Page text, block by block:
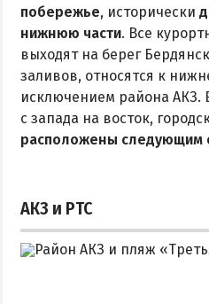
Квартиры посуточно
побережье, исторически
нижнюю части. Все
выходят на берег
заливов, относятся к
исключением района АКЗ.
с запада на восток,
расположены следующим
АКЗ и РТС